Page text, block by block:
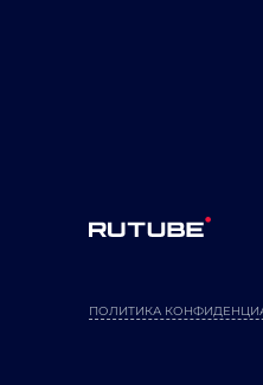
ПОЛИТИКА